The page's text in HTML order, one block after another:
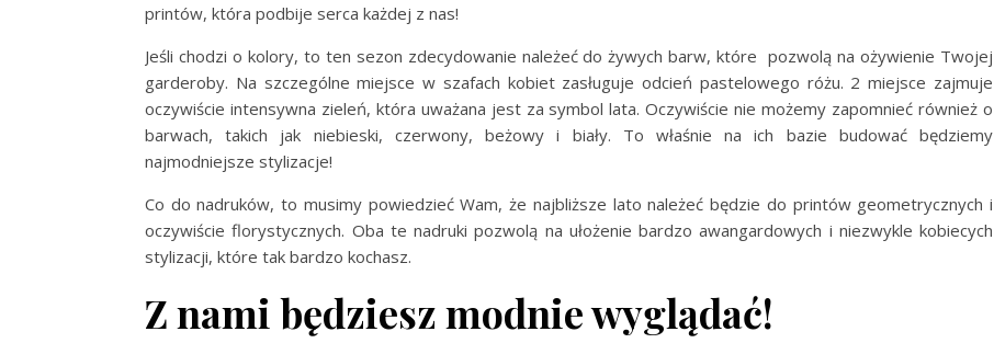
printów, która podbije serca każdej z nas!
Jeśli chodzi o kolory, to ten sezon zdecydowanie należeć do żywych barw, które pozwolą na ożywienie Twojej
garderoby. Na szczególne miejsce w szafach kobiet zasługuje odcień pastelowego różu. 2 miejsce zajmuje
oczywiście intensywna zieleń, która uważana jest za symbol lata. Oczywiście nie możemy zapomnieć również o
barwach, takich jak niebieski, czerwony, beżowy i biały. To właśnie na ich bazie budować będziemy
najmodniejsze stylizacje!
Co do nadruków, to musimy powiedzieć Wam, że najbliższe lato należeć będzie do printów geometrycznych i
oczywiście florystycznych. Oba te nadruki pozwolą na ułożenie bardzo awangardowych i niezwykle kobiecych
stylizacji, które tak bardzo kochasz.
Z nami będziesz modnie wyglądać!